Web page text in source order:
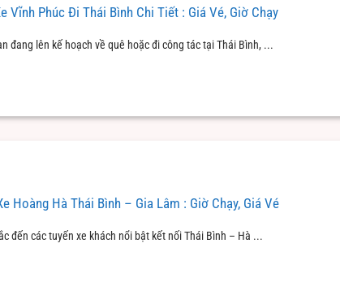
Vĩnh Phúc Đi Thái Bình Chi Tiết : Giá Vé, Giờ Chạy
đang lên kế hoạch về quê hoặc đi công tác tại Thái Bình, ...
Hoàng Hà Thái Bình – Gia Lâm : Giờ Chạy, Giá Vé
đến các tuyến xe khách nổi bật kết nối Thái Bình – Hà ...